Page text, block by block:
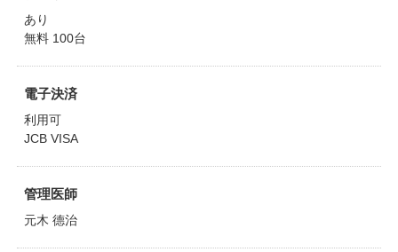
あり
無料 100台
電子決済
利用可
JCB VISA
管理医師
元木 德治